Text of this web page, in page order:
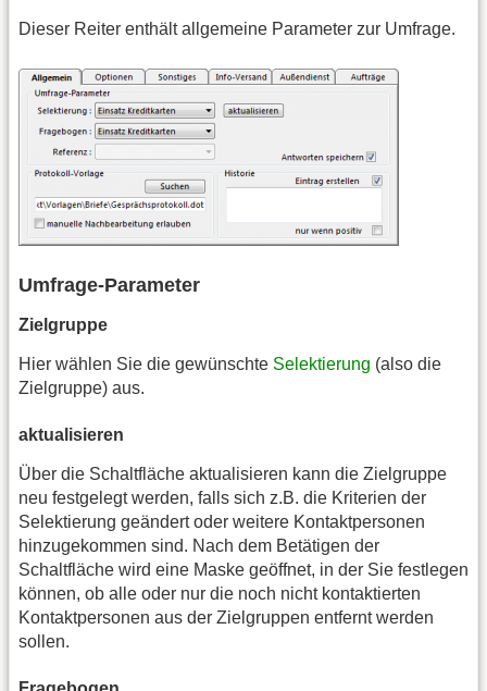
Dieser Reiter enthält allgemeine Parameter zur Umfrage.
Umfrage-Parameter
Zielgruppe
Hier wählen Sie die gewünschte Selektierung (also die
Zielgruppe) aus.
aktualisieren
Über die Schaltfläche aktualisieren kann die Zielgruppe
neu festgelegt werden, falls sich z.B. die Kriterien der
Selektierung geändert oder weitere Kontaktpersonen
hinzugekommen sind. Nach dem Betätigen der
Schaltfläche wird eine Maske geöffnet, in der Sie festlegen
können, ob alle oder nur die noch nicht kontaktierten
Kontaktpersonen aus der Zielgruppen entfernt werden
sollen.